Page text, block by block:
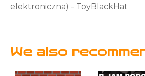
elektroniczna) - ToyBlackHat
We also